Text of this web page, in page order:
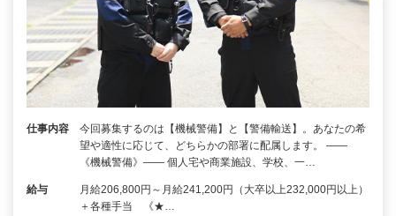
仕事内容
今回募集するのは【機械警備】と【警備輸送】。あなたの希
望や適性に応じて、どちらかの部署に配属します。 ――
《機械警備》―― 個人宅や商業施設、学校、一…
給与
月給206,800円～月給241,200円（大卒以上232,000円以上）
＋各種手当 《★…